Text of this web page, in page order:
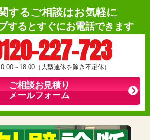
するご相談はお気軽に
するとすぐにお電話できます
227-723
～18:00（大型連休を除き不定休）
ご相談お見積り
メールフォーム